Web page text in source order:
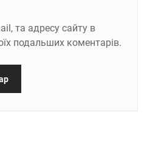
та адресу сайту в
подальших коментарів.